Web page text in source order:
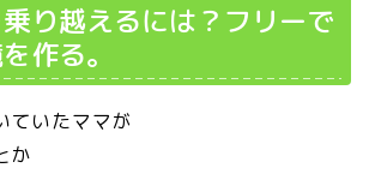
り越えるには？フリーで
作る。
ていたママが
か